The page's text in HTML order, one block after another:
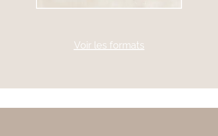
Voir les formats